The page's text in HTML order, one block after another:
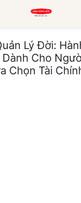
Lý Đời:
Dành Cho
Chọn Tài